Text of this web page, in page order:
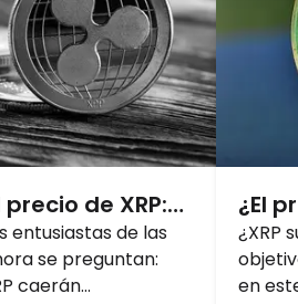
de XRP:
entusiastas de las
se preguntan:
caerán
¿El
de
¿XRP
en